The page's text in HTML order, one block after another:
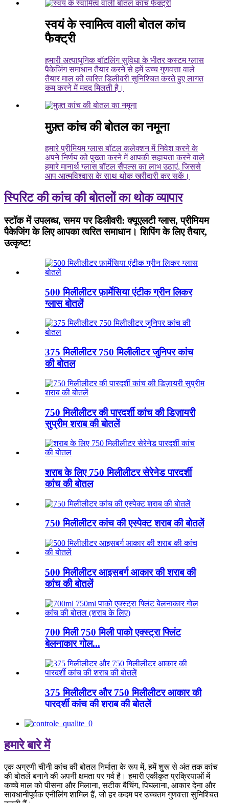
स्वयं के स्वामित्व वाली बोतल कांच
फैक्ट्री
हमारी अत्याधुनिक बॉटलिंग सुविधा के भीतर कस्टम ग्लास
पैकेजिंग समाधान तैयार करने से हमें उच्च गुणवत्ता वाले
तैयार माल की त्वरित डिलीवरी सुनिश्चित करते हुए लागत
कम करने में मदद मिलती है।
मुफ़्त कांच की बोतल का नमूना
हमारे प्रीमियम ग्लास बॉटल कलेक्शन में निवेश करने के
अपने निर्णय को पुख्ता करने में आपकी सहायता करने वाले
हमारे मानार्थ ग्लास बॉटल सैंपल्स का लाभ उठाएं, जिससे
आप आत्मविश्वास के साथ थोक खरीदारी कर सकें।
स्पिरिट की कांच की बोतलों का थोक व्यापार
स्टॉक में उपलब्ध, समय पर डिलीवरी: क्यूएलटी ग्लास, प्रीमियम
पैकेजिंग के लिए आपका त्वरित समाधान। शिपिंग के लिए तैयार,
उत्कृष्ट!
500 मिलीलीटर फ़ार्मेसिया एंटीक ग्रीन लिकर
ग्लास बोतलें
375 मिलीलीटर 750 मिलीलीटर जुनिपर कांच
की बोतल
750 मिलीलीटर की पारदर्शी कांच की डिज़ायरी
सुप्रीम शराब की बोतलें
शराब के लिए 750 मिलीलीटर सेरेनेड पारदर्शी
कांच की बोतल
750 मिलीलीटर कांच की एस्पेक्ट शराब की बोतलें
500 मिलीलीटर आइसबर्ग आकार की शराब की
कांच की बोतलें
700 मिली 750 मिली पाको एक्स्ट्रा फ्लिंट
बेलनाकार गोल...
375 मिलीलीटर और 750 मिलीलीटर आकार की
पारदर्शी कांच की शराब की बोतलें
हमारे बारे में
एक अग्रणी चीनी कांच की बोतल निर्माता के रूप में, हमें शुरू से अंत तक कांच
की बोतलें बनाने की अपनी क्षमता पर गर्व है। हमारी एकीकृत प्रक्रियाओं में
कच्चे माल को पीसना और मिलाना, सटीक बैचिंग, पिघलाना, आकार देना और
सावधानीपूर्वक एनीलिंग शामिल हैं, जो हर कदम पर उच्चतम गुणवत्ता सुनिश्चित